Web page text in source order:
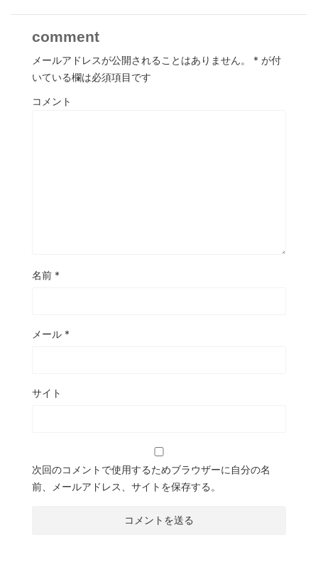
comment
メールアドレスが公開されることはありません。 * が付
いている欄は必須項目です
コメント
名前 *
メール *
サイト
次回のコメントで使用するためブラウザーに自分の名
前、メールアドレス、サイトを保存する。